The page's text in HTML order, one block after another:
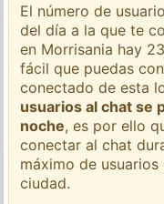
El número de
del día a la que te
en Morrisania hay
fácil que puedas
conectado de esta
usuarios al chat se
noche, es por ello
conectar al chat
máximo de
ciudad.